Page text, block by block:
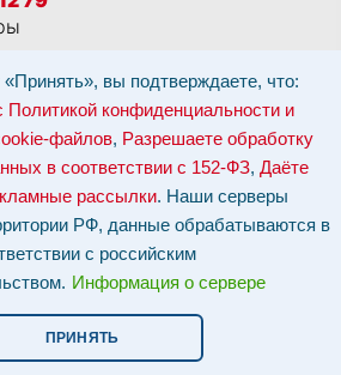
вы подтверждаете, что:
Политикой конфиденциальности и
файлов, Разрешаете обработку
в соответствии с 152-ФЗ, Даёте
рассылки. Наши серверы
РФ, данные обрабатываются в
с российским
Информация о сервере
ПРИНЯТЬ
и обращаясь к нам, вы:Соглашаетесь с
и использованием cookie-файлов,
данных в соответствии с 152-ФЗ
рассылки.
персональных данных: по эл-почте:
8 800 551 30 80
на территории РФ, данные обрабатываются в
законодательством.Информация о сервере и
характер и не является